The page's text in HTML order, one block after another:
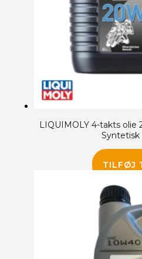
LIQUIMOLY 4-takts olie
Syntetisk
TILFØJ